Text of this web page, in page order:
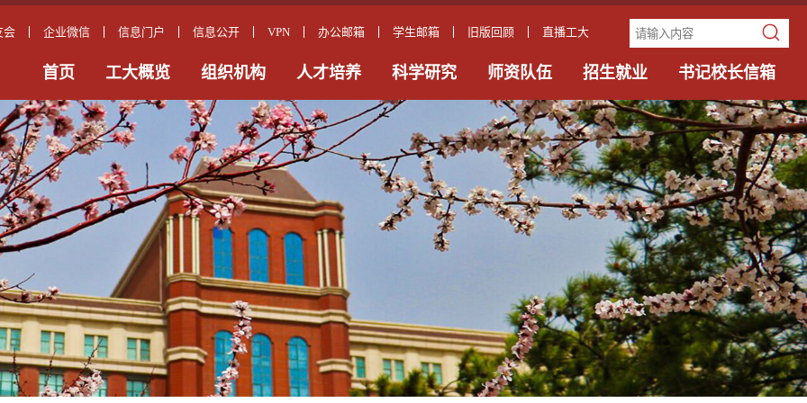
会 企业微信 信息门户 信息公开 VPN 办公邮箱 学生邮箱 旧版回顾 直播工大
首页 工大概览 组织机构 人才培养 科学研究 师资队伍 招生就业 书记校长信箱